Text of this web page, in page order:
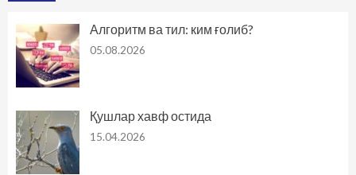
Алгоритм ва тил: ким ғолиб?
05.08.2026
Қушлар хавф остида
15.04.2026